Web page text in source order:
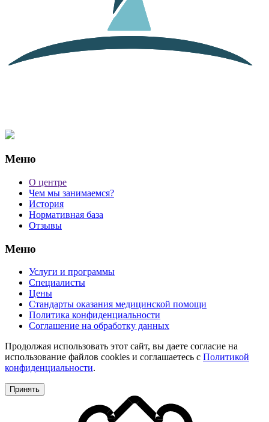
Меню
О центре
Чем мы занимаемся?
История
Нормативная база
Отзывы
Меню
Услуги и программы
Специалисты
Цены
Стандарты оказания медицинской помощи
Политика конфиденциальности
Соглашение на обработку данных
Продолжая использовать этот сайт, вы даете согласие на
использование файлов cookies и соглашаетесь с Политикой
конфиденциальности.
Принять